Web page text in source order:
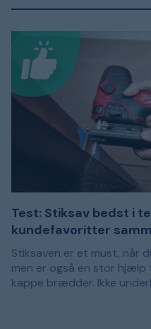
Test: Stiksav bedst i
kundefavoritter
Stiksaven er et must, når
men er også en stor hjælp
kappe brædder. Ikke